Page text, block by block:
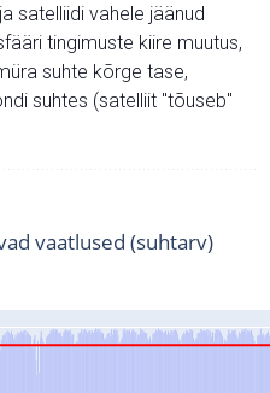
satelliidi vahele jäänud
tingimuste kiire muutus,
suhte kõrge tase,
suhtes (satelliit "tõuseb"
vaatlused (suhtarv)